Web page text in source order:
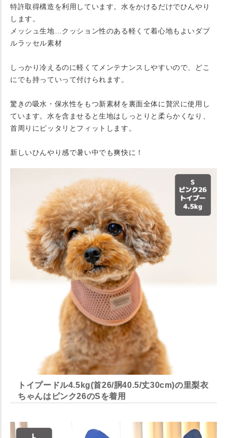
特許取得構造を利用しています。水をかけるだけでひんやり
します。
メッシュ生地…クッション性のある軽くて着心地もよいダブ
ルラッセル素材
しっかり冷えるのに軽くてメンテナンスしやすいので、どこ
にでも持っていって付けられます。
驚きの吸水・保水性をもつ新素材を裏面全体に贅沢に使用し
ています。水を含ませると生地はしっとりと柔らかくなり、
首周りにピッタリとフィットします。
新しいひんやり感で暑い中でも爽快に！
トイプードル4.5kg(首26/胴40.5/丈30cm)の里梨衣
ちゃんはピンク26のSを着用